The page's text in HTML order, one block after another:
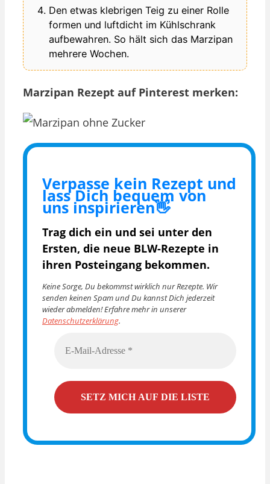
Den etwas klebrigen Teig zu einer Rolle
formen und luftdicht im Kühlschrank
aufbewahren. So hält sich das Marzipan
mehrere Wochen.
Marzipan Rezept auf Pinterest merken:
Verpasse kein Rezept und
lass Dich bequem von
uns inspirieren👋
Trag dich ein und sei unter den
Ersten, die neue BLW-Rezepte in
ihren Posteingang bekommen.
Keine Sorge, Du bekommst wirklich nur Rezepte. Wir
senden keinen Spam und Du kannst Dich jederzeit
wieder abmelden! Erfahre mehr in unserer
Datenschutzerklärung.